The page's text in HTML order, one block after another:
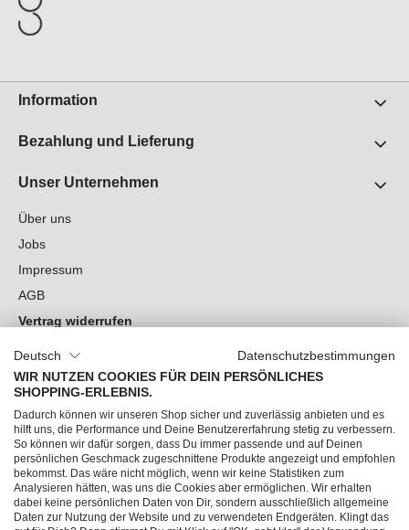
Information
Bezahlung und Lieferung
Unser Unternehmen
Über uns
Jobs
Impressum
AGB
Vertrag widerrufen
Cookie-Einstellungen
Du hast Fragen?
Unsere Socials
Deutsch
Datenschutzbestimmungen
WIR NUTZEN COOKIES FÜR DEIN PERSÖNLICHES
SHOPPING-ERLEBNIS.
Dadurch können wir unseren Shop sicher und zuverlässig anbieten und es
hilft uns, die Performance und Deine Benutzererfahrung stetig zu verbessern.
So können wir dafür sorgen, dass Du immer passende und auf Deinen
persönlichen Geschmack zugeschnittene Produkte angezeigt und empfohlen
bekommst. Das wäre nicht möglich, wenn wir keine Statistiken zum
Analysieren hätten, was uns die Cookies aber ermöglichen. Wir erhalten
dabei keine persönlichen Daten von Dir, sondern ausschließlich allgemeine
Daten zur Nutzung der Website und zu verwendeten Endgeräten. Klingt das